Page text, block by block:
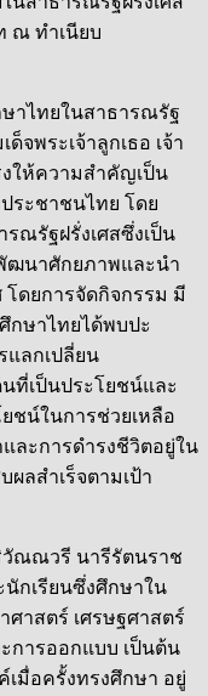
ณ ทำเนียบ
าไทยในสาธารณรัฐ
จพระเจ้าลูกเธอ เจ้า
ให้ความสำคัญเป็น
ระชาชนไทย โดย
ณรัฐฝรั่งเศสซึ่งเป็น
ฒนาศักยภาพและนำ
ดยการจัดกิจกรรม มี
กษาไทยได้พบปะ
แลกเปลี่ยน
ที่เป็นประโยชน์และ
ชน์ในการช่วยเหลือ
ละการดำรงชีวิตอยู่ใน
ผลสำเร็จตามเป้า
วัณณวรี นารีรัตนราช
กเรียนซึ่งศึกษาใน
ศาสตร์ เศรษฐศาสตร์
การออกแบบ เป็นต้น
เมื่อครั้งทรงศึกษา อยู่